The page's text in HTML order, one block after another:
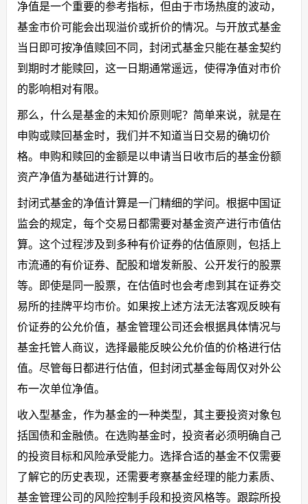
净值是一个重要的参考指标，但由于市场热度的波动，
基金市价可能会出现溢价或折价的情况。与开放式基金
当日即可按净值赎回不同，封闭式基金只能在基金契约
到期时才能赎回，这一日期通常遥远，使得净值对市价
的影响相对有限。
那么，什么是基金的未知价原则呢？简单来说，就是在
申购或赎回基金时，我们并不知道当日交易的确切价
格。申购和赎回的金额是以申请当日收市后的基金份额
资产净值为基础进行计算的。
封闭式基金的净值计算是一门精细的学问。根据中国证
监会的规定，每个交易日都需要对基金资产进行市值估
算。这个过程涉及到多种有价证券的估值原则，包括上
市流通的有价证券、配股和增发新股、公开发行的股票
等。即使是同一股票，在估值时也会考虑到其在证券交
易所的挂牌平均市价。如果按上述方法无法客观反映有
价证券的公允价值，基金管理公司还会根据具体情况与
基金托管人商议，选择最能反映公允价值的价格进行估
值。尽管每日都进行估值，但封闭式基金每周仅对外公
布一次单位净值。
收入型基金，作为基金的一种类型，其主要投资对象包
括国债和金融债。在选购基金时，投资者必须明确自己
的投资目标和风险承受能力。选择合适的基金不仅需要
了解它的历史表现，还需要考察基金经理的能力素质、
基金管理公司的风险控制手段和投资风格等。跟踪所投